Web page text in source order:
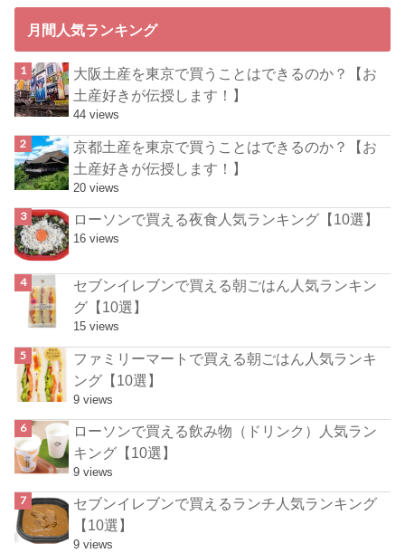
月間人気ランキング
大阪土産を東京で買うことはできるのか？【お
土産好きが伝授します！】
44 views
京都土産を東京で買うことはできるのか？【お
土産好きが伝授します！】
20 views
ローソンで買える夜食人気ランキング【10選】
16 views
セブンイレブンで買える朝ごはん人気ランキン
グ【10選】
15 views
ファミリーマートで買える朝ごはん人気ランキ
ング【10選】
9 views
ローソンで買える飲み物（ドリンク）人気ラン
キング【10選】
9 views
セブンイレブンで買えるランチ人気ランキング
【10選】
9 views